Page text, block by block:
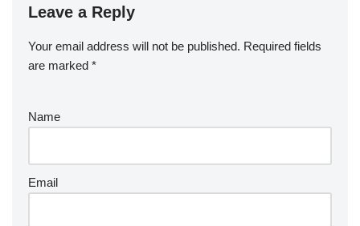
Leave a Reply
Your email address will not be published. Required fields
are marked *
Name
Email